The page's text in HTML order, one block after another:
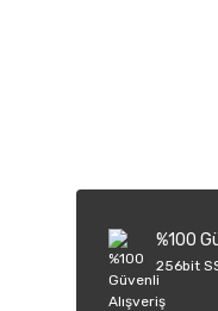
Ürün fiyatı
Bu ürüne
%100
256bit